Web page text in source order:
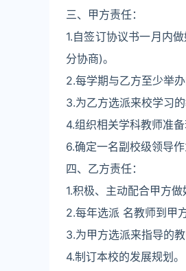
三、甲方责任：
1.自签订协议书一月内
分协商)。
2.每学期与乙方至少举
3.为乙方选派来校学习
4.组织相关学科教师准
6.确定一名副校级领导
四、乙方责任：
1.积极、主动配合甲方做
2.每年选派 名教师到甲
3.为甲方选派来指导的教
4.制订本校的发展规划。